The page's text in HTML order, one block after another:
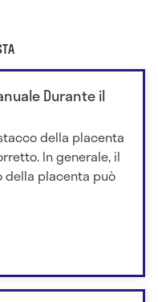
Durante il
della placenta
In generale, il
della placenta può